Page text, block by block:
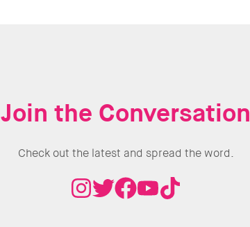
Join the Conversation
Check out the latest and spread the word.